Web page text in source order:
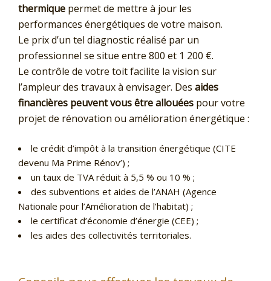
thermique permet de mettre à jour les
performances énergétiques de votre maison.
Le prix d’un tel diagnostic réalisé par un
professionnel se situe entre 800 et 1 200 €.
Le contrôle de votre toit facilite la vision sur
l’ampleur des travaux à envisager. Des aides
financières peuvent vous être allouées pour votre
projet de rénovation ou amélioration énergétique :
le crédit d’impôt à la transition énergétique (CITE
devenu Ma Prime Rénov’) ;
un taux de TVA réduit à 5,5 % ou 10 % ;
des subventions et aides de l’ANAH (Agence
Nationale pour l’Amélioration de l’habitat) ;
le certificat d’économie d’énergie (CEE) ;
les aides des collectivités territoriales.